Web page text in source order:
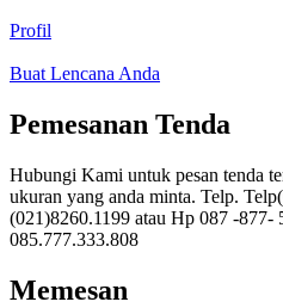
Profil
Buat Lencana Anda
Pemesanan Tenda
Hubungi Kami untuk pesan tenda
ukuran yang anda minta. Telp.
(021)8260.1199 atau Hp 087 -877-
085.777.333.808
Memesan